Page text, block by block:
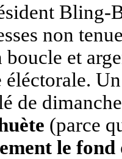
Bling-
non
boucle et
éléctorale.
de
(parce
le